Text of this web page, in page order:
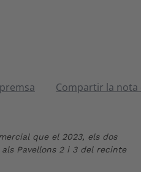
Compartir la nota
que el 2023, els dos
Pavellons 2 i 3 del recinte